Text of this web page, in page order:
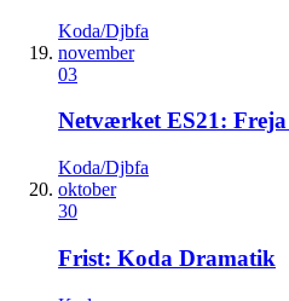
Koda/Djbfa
november
03
Netværket ES21:
Koda/Djbfa
oktober
30
Frist: Koda Dramatik